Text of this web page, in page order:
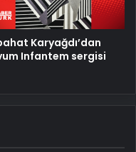
Karyağdı’dan
Infantem sergisi